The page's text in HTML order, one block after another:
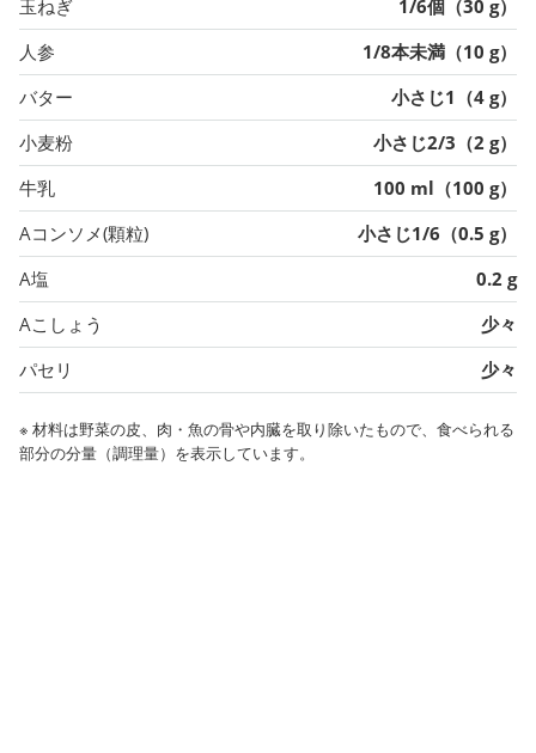
玉ねぎ
1/6個（30 g）
人参
1/8本未満（10 g）
バター
小さじ1（4 g）
小麦粉
小さじ2/3（2 g）
牛乳
100 ml（100 g）
Aコンソメ(顆粒)
小さじ1/6（0.5 g）
A塩
0.2 g
Aこしょう
少々
パセリ
少々
※ 材料は野菜の皮、肉・魚の骨や内臓を取り除いたもので、食べられる
部分の分量（調理量）を表示しています。